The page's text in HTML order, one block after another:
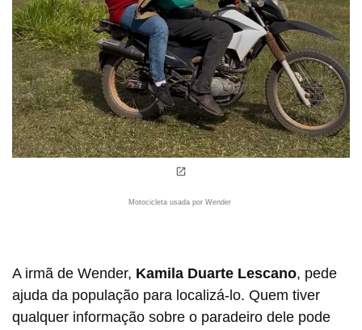
Motocicleta usada por Wender
A irmã de Wender, Kamila Duarte Lescano, pede
ajuda da população para localizá-lo. Quem tiver
qualquer informação sobre o paradeiro dele pode